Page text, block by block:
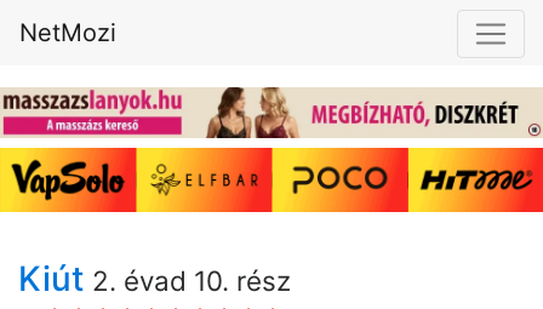
NetMozi
Kiút 2. évad 10. rész